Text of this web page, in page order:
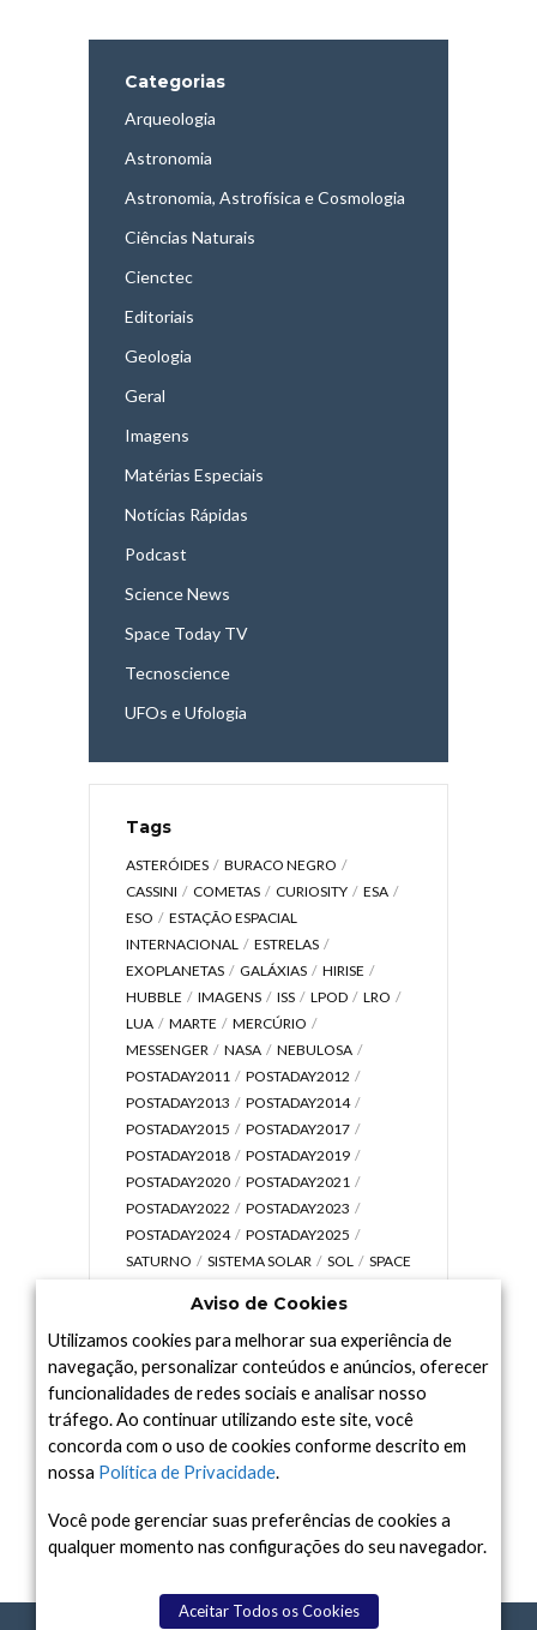
Categorias
Arqueologia
Astronomia
Astronomia, Astrofísica e Cosmologia
Ciências Naturais
Cienctec
Editoriais
Geologia
Geral
Imagens
Matérias Especiais
Notícias Rápidas
Podcast
Science News
Space Today TV
Tecnoscience
UFOs e Ufologia
Tags
ASTERÓIDES
BURACO NEGRO
CASSINI
COMETAS CURIOSITY
ESA
ESO
ESTAÇÃO ESPACIAL
INTERNACIONAL
ESTRELAS
EXOPLANETAS
GALÁXIAS
HIRISE
HUBBLE
IMAGENS ISS LPOD
LRO
LUA
MARTE
MERCÚRIO
MESSENGER
NASA
NEBULOSA
POSTADAY2011
POSTADAY2012
POSTADAY2013
POSTADAY2014
POSTADAY2015
POSTADAY2017
POSTADAY2018
POSTADAY2019
POSTADAY2020
POSTADAY2021
POSTADAY2022
POSTADAY2023
POSTADAY2024
POSTADAY2025
SATURNO
SISTEMA SOLAR SOL
SPACE
UNIVERSO
VÍDEO
Arquivo
Arquivo
Aviso de Cookies
Utilizamos cookies para melhorar sua experiência de
navegação, personalizar conteúdos e anúncios, oferecer
funcionalidades de redes sociais e analisar nosso
tráfego. Ao continuar utilizando este site, você
concorda com o uso de cookies conforme descrito em
nossa Política de Privacidade.
Você pode gerenciar suas preferências de cookies a
qualquer momento nas configurações do seu navegador.
Aceitar Todos os Cookies